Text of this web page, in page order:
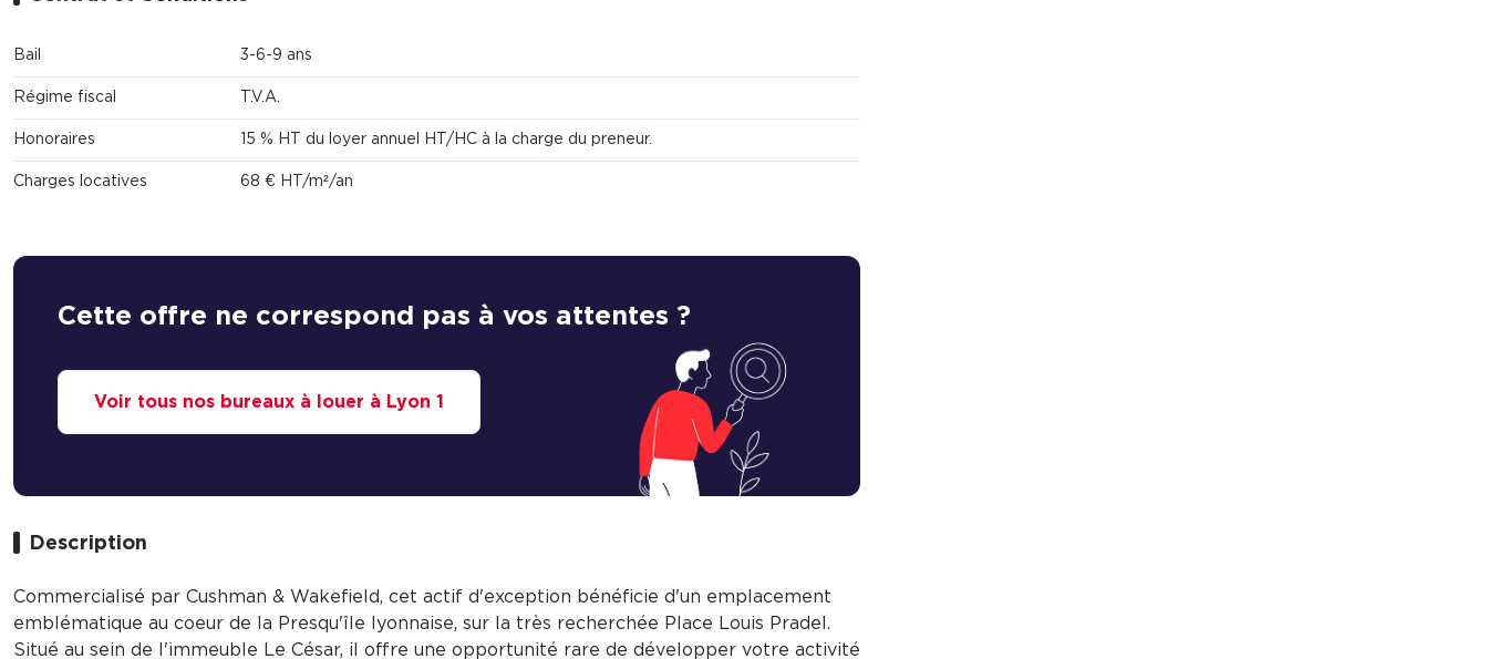
Bail 3-6-9 ans
Régime fiscal T.V.A.
Honoraires 15 % HT du loyer annuel HT/HC à la charge du preneur.
Charges locatives 68 € HT/m²/an
Cette offre ne correspond pas à vos attentes ?
Voir tous nos bureaux à louer à Lyon 1
Description
Commercialisé par Cushman & Wakefield, cet actif d'exception bénéficie d'un emplacement
emblématique au coeur de la Presqu'île lyonnaise, sur la très recherchée Place Louis Pradel.
Situé au sein de l'immeuble Le César, il offre une opportunité rare de développer votre activité